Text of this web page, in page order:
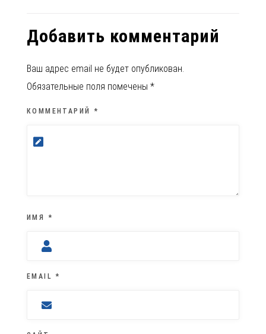
Добавить комментарий
Ваш адрес email не будет опубликован.
Обязательные поля помечены *
КОММЕНТАРИЙ *
ИМЯ *
EMAIL*